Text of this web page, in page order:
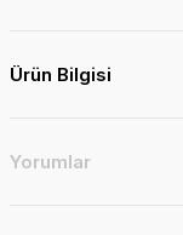
Ürün Bilgisi
Yorumlar